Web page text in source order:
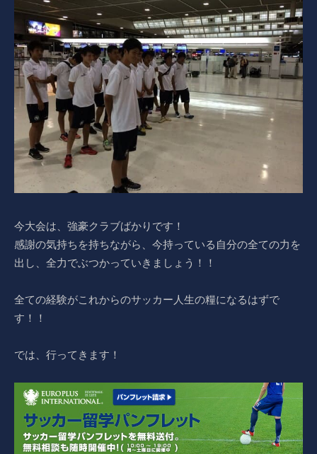
今大会は、強豪クラブばかりです！
感謝の気持ちを持ちながら、今持っている自分の全ての力を
出し、全力でぶつかっていきましょう！！
全ての経験がこれからのサッカー人生の糧になるはずで
す！！
では、行ってきます！